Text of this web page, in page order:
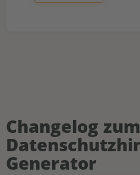
Changelog zum
Generator